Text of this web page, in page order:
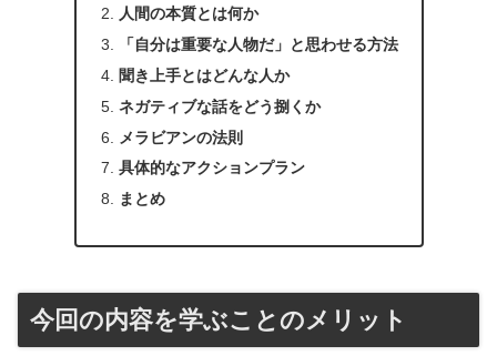
人間の本質とは何か
「自分は重要な人物だ」と思わせる方法
聞き上手とはどんな人か
ネガティブな話をどう捌くか
メラビアンの法則
具体的なアクションプラン
まとめ
今回の内容を学ぶことのメリット